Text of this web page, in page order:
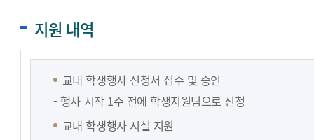
지원 내역
교내 학생행사 신청서 접수 및 승인
- 행사 시작 1주 전에 학생지원팀으로 신청
교내 학생행사 시설 지원